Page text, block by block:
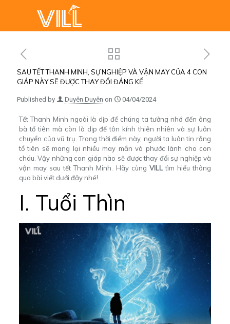
SAU TẾT THANH MINH, SỰ NGHIỆP VÀ VẬN MAY CỦA 4 CON
GIÁP NÀY SẼ ĐƯỢC THAY ĐỔI ĐÁNG KỂ
Published by Duyên Duyên on 04/04/2024
Tết Thanh Minh ngoài là dịp để chúng ta tưởng nhớ đến ông
bà tổ tiên mà còn là dịp để tôn kính thiên nhiên và sự luân
chuyển của vũ trụ. Trong thời điểm này, người ta luôn tin rằng
tổ tiên sẽ mang lại nhiều may mắn và phước lành cho con
cháu. Vậy những con giáp nào sẽ được thay đổi sự nghiệp và
vận may sau tết Thanh Minh. Hãy cùng VILLtìm hiểu thông
qua bài viết dưới đây nhé!
I. Tuổi Thìn